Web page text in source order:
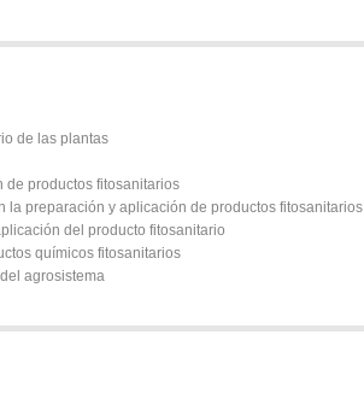
de las plantas
productos fitosanitarios
la preparación y aplicación de productos fitosanitarios
del producto fitosanitario
químicos fitosanitarios
agrosistema